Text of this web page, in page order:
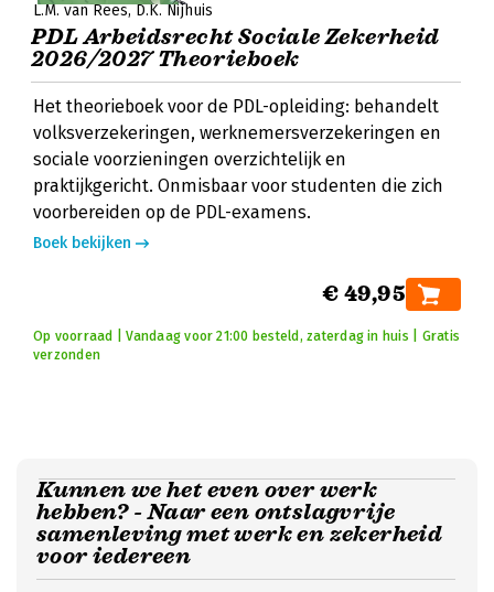
L.M. van Rees D.K. Nijhuis
PDL Arbeidsrecht Sociale Zekerheid
2026/2027 Theorieboek
Het theorieboek voor de PDL-opleiding: behandelt
volksverzekeringen, werknemersverzekeringen en
sociale voorzieningen overzichtelijk en
praktijkgericht. Onmisbaar voor studenten die zich
voorbereiden op de PDL-examens.
Boek bekijken
€ 49,95
Op voorraad | Vandaag voor 21:00 besteld, zaterdag in huis | Gratis
verzonden
Kunnen we het even over werk
hebben? - Naar een ontslagvrije
samenleving met werk en zekerheid
voor iedereen